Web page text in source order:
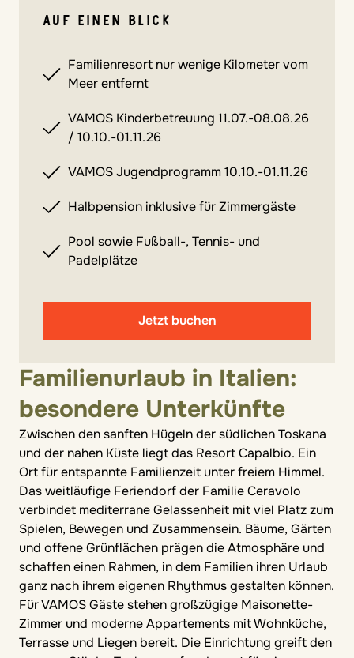
AUF EINEN BLICK
Familienresort nur wenige Kilometer vom
Meer entfernt
VAMOS Kinderbetreuung 11.07.-08.08.26
/ 10.10.-01.11.26
VAMOS Jugendprogramm 10.10.-01.11.26
Halbpension inklusive für Zimmergäste
Pool sowie Fußball-, Tennis- und
Padelplätze
Jetzt buchen
Familienurlaub in Italien:
besondere Unterkünfte
Zwischen den sanften Hügeln der südlichen Toskana
und der nahen Küste liegt das Resort Capalbio. Ein
Ort für entspannte Familienzeit unter freiem Himmel.
Das weitläufige Feriendorf der Familie Ceravolo
verbindet mediterrane Gelassenheit mit viel Platz zum
Spielen, Bewegen und Zusammensein. Bäume, Gärten
und offene Grünflächen prägen die Atmosphäre und
schaffen einen Rahmen, in dem Familien ihren Urlaub
ganz nach ihrem eigenen Rhythmus gestalten können.
Für VAMOS Gäste stehen großzügige Maisonette-
Zimmer und moderne Appartements mit Wohnküche,
Terrasse und Liegen bereit. Die Einrichtung greift den